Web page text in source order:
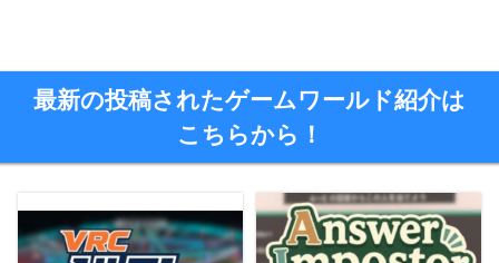
最新の投稿されたゲームワールド紹介は
こちらから！